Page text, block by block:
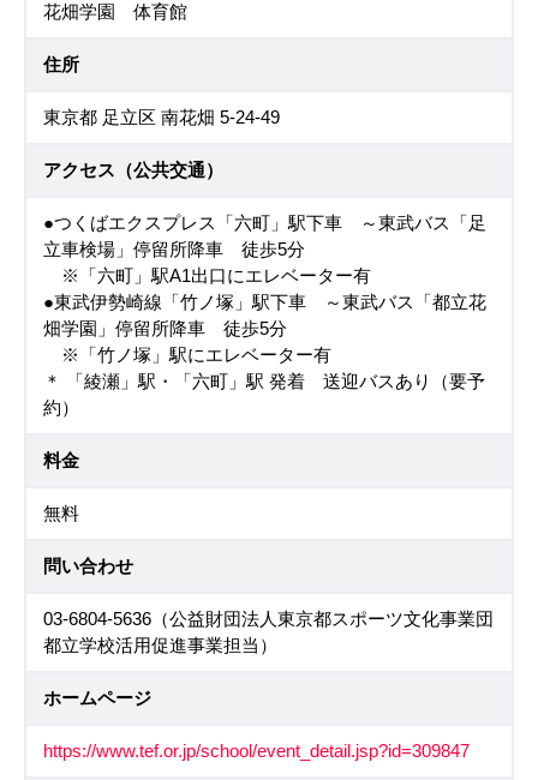
花畑学園 体育館
住所
東京都 足立区 南花畑 5-24-49
アクセス（公共交通）
●つくばエクスプレス「六町」駅下車 ～東武バス「足
立車検場」停留所降車 徒歩5分
※「六町」駅A1出口にエレベーター有
●東武伊勢崎線「竹ノ塚」駅下車 ～東武バス「都立花
畑学園」停留所降車 徒歩5分
※「竹ノ塚」駅にエレベーター有
＊ 「綾瀬」駅・「六町」駅 発着 送迎バスあり（要予
約）
料金
無料
問い合わせ
03-6804-5636（公益財団法人東京都スポーツ文化事業団
都立学校活用促進事業担当）
ホームページ
https://www.tef.or.jp/school/event_detail.jsp?id=309847